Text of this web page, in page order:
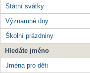
Státní svátky
Významné dny
Školní prázdniny
Hledáte jméno
Jména pro děti